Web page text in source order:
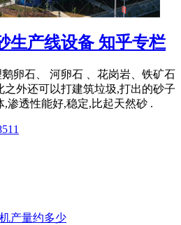
生产线设备 知乎专栏
卵石、 河卵石 、花岗岩、铁矿石
之外还可以打建筑垃圾,打出的砂子
,渗透性能好,稳定,比起天然砂 .
产量约多少